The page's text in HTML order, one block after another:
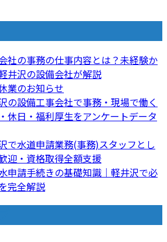
社の事務の仕事内容とは？未経験か
井沢の設備会社が解説
業のお知らせ
の設備工事会社で事務・現場で働く
休日・福利厚生をアンケートデータ
で水道申請業務(事務)スタッフとし
迎・資格取得全額支援
申請手続きの基礎知識｜軽井沢で必
完全解説